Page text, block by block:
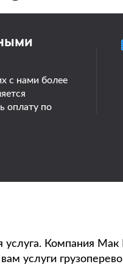
с нами более
оплату по
услуга. Компания Мак
услуги